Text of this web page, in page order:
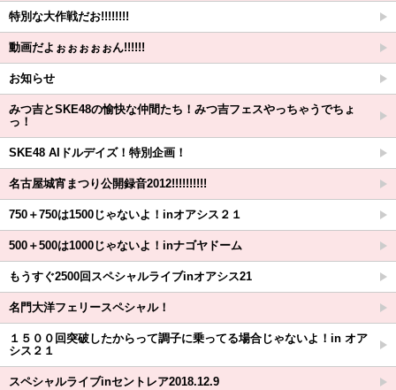
特別な大作戦だお!!!!!!!!
動画だよぉぉぉぉぉん!!!!!!
お知らせ
みつ吉とSKE48の愉快な仲間たち！みつ吉フェスやっちゃうでちょ
っ！
SKE48 AIドルデイズ！特別企画！
名古屋城宵まつり公開録音2012!!!!!!!!!!
750＋750は1500じゃないよ！inオアシス２１
500＋500は1000じゃないよ！inナゴヤドーム
もうすぐ2500回スペシャルライブinオアシス21
名門大洋フェリースペシャル！
１５００回突破したからって調子に乗ってる場合じゃないよ！in オア
シス２１
スペシャルライブinセントレア2018.12.9